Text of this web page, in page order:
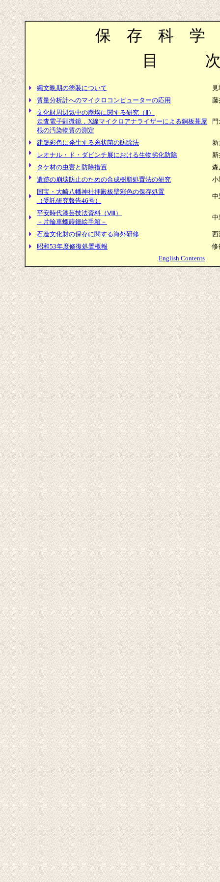
保 存 科 学
目
縄文晩期の塗装について
質量分析計へのマイクロコンピューターの応用
藤
文化財周辺気中の塵埃に関する研究（Ⅱ）
走査電子顕微鏡，X線マイクロアナライザーによる銅板葺屋
根の汚染物質の測定
建築彩色に発生する糸状菌の防除法
レオナル・ド・ダビンチ展における生物劣化防除
タケ材の虫害と防除措置
森
遺跡の崩壊防止のための合成樹脂処置法の研究
小
国宝・大崎八幡神社拝殿板壁彩色の保存処置
（受託研究報告46号）
中
平安時代漆芸技法資料（Ⅷ）
－片輪車螺蒔鈿絵手箱－
中
石造文化財の保存に関する海外研修
西
昭和53年度修復処置概報
修
English Contents